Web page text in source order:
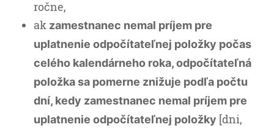
ročne,
ak zamestnanec nemal príjem pre
uplatnenie odpočítateľnej položky počas
celého kalendárneho roka, odpočítateľná
položka sa pomerne znižuje podľa počtu
dní, kedy zamestnanec nemal príjem pre
uplatnenie odpočítateľnej položky [dni,